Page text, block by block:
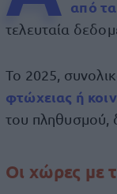
από
τελευταία
Το 2025,
φτώχειας ή
του πληθυσμού,
Οι χώρες με